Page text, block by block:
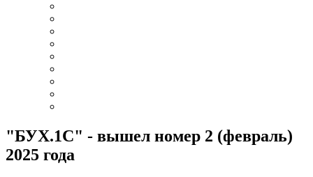
"БУХ.1С" - вышел номер 2 (февраль)
2025 года